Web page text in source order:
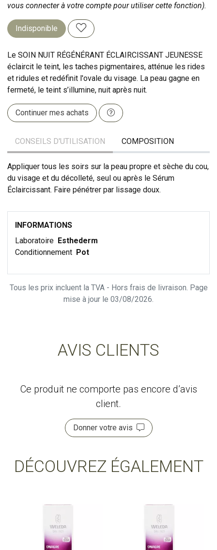
vous connecter à votre compte pour utiliser cette fonction).
Indisponible
Le SOIN NUIT RÉGÉNÉRANT ÉCLAIRCISSANT JEUNESSE
éclaircit le teint, les taches pigmentaires, atténue les rides
et ridules et redéfinit l'ovale du visage. La peau gagne en
fermeté, le teint s’illumine, nuit après nuit.
Continuer mes achats
CONSEILS D'UTILISATION COMPOSITION
Appliquer tous les soirs sur la peau propre et sèche du cou,
du visage et du décolleté, seul ou après le Sérum
Éclaircissant. Faire pénétrer par lissage doux.
INFORMATIONS
Laboratoire Esthederm
Conditionnement Pot
Tous les prix incluent la TVA - Hors frais de livraison. Page
mise à jour le 03/08/2026.
AVIS CLIENTS
Ce produit ne comporte pas encore d’avis
client.
Donner votre avis
DÉCOUVREZ ÉGALEMENT